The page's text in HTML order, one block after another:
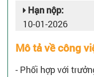
Hạn nộp:
10-01-2026
Mô tả về công
- Phối hợp với